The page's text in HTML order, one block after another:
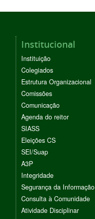
Institucional
Instituição
Colegiados
Estrutura Organizacional
Comissões
Comunicação
Agenda do reitor
SIASS
Eleições CS
SEI/Suap
A3P
Integridade
Segurança da Informação
Consulta à Comunidade
Atividade Disciplinar